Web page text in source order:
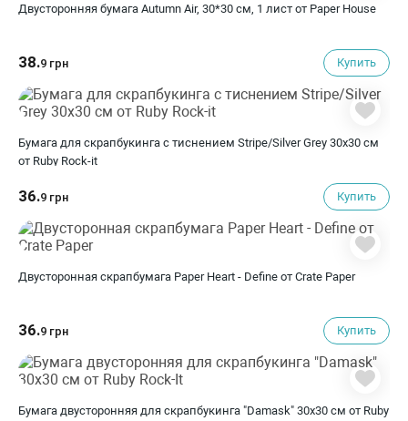
Двусторонняя бумага Autumn Air, 30*30 см, 1 лист от Paper House
38.9 грн Купить
Бумага для скрапбукинга с тиснением Stripe/Silver Grey 30х30 см
от Ruby Rock-it
36.9 грн Купить
Двусторонная скрапбумага Paper Heart - Define от Crate Paper
36.9 грн Купить
Бумага двусторонняя для скрапбукинга "Damask" 30х30 см от Ruby